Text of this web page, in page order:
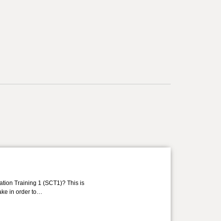
Training 1 (SCT1)? This is
in order to…